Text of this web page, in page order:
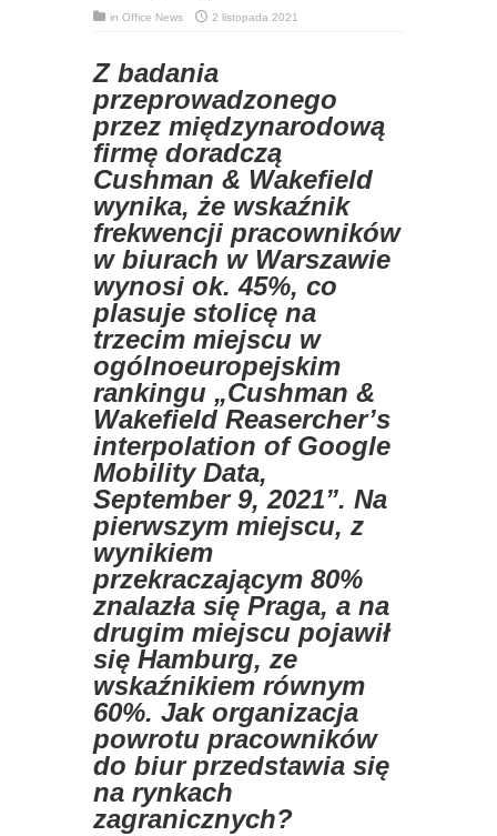
in Office News 2 listopada 2021
Z badania
przeprowadzonego
przez międzynarodową
firmę doradczą
Cushman & Wakefield
wynika, że wskaźnik
frekwencji pracowników
w biurach w Warszawie
wynosi ok. 45%, co
plasuje stolicę na
trzecim miejscu w
ogólnoeuropejskim
rankingu „Cushman &
Wakefield Reasercher’s
interpolation of Google
Mobility Data,
September 9, 2021”. Na
pierwszym miejscu, z
wynikiem
przekraczającym 80%
znalazła się Praga, a na
drugim miejscu pojawił
się Hamburg, ze
wskaźnikiem równym
60%. Jak organizacja
powrotu pracowników
do biur przedstawia się
na rynkach
zagranicznych?